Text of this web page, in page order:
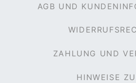
AGB UND
ZAHLUNG UND
HINWEISE